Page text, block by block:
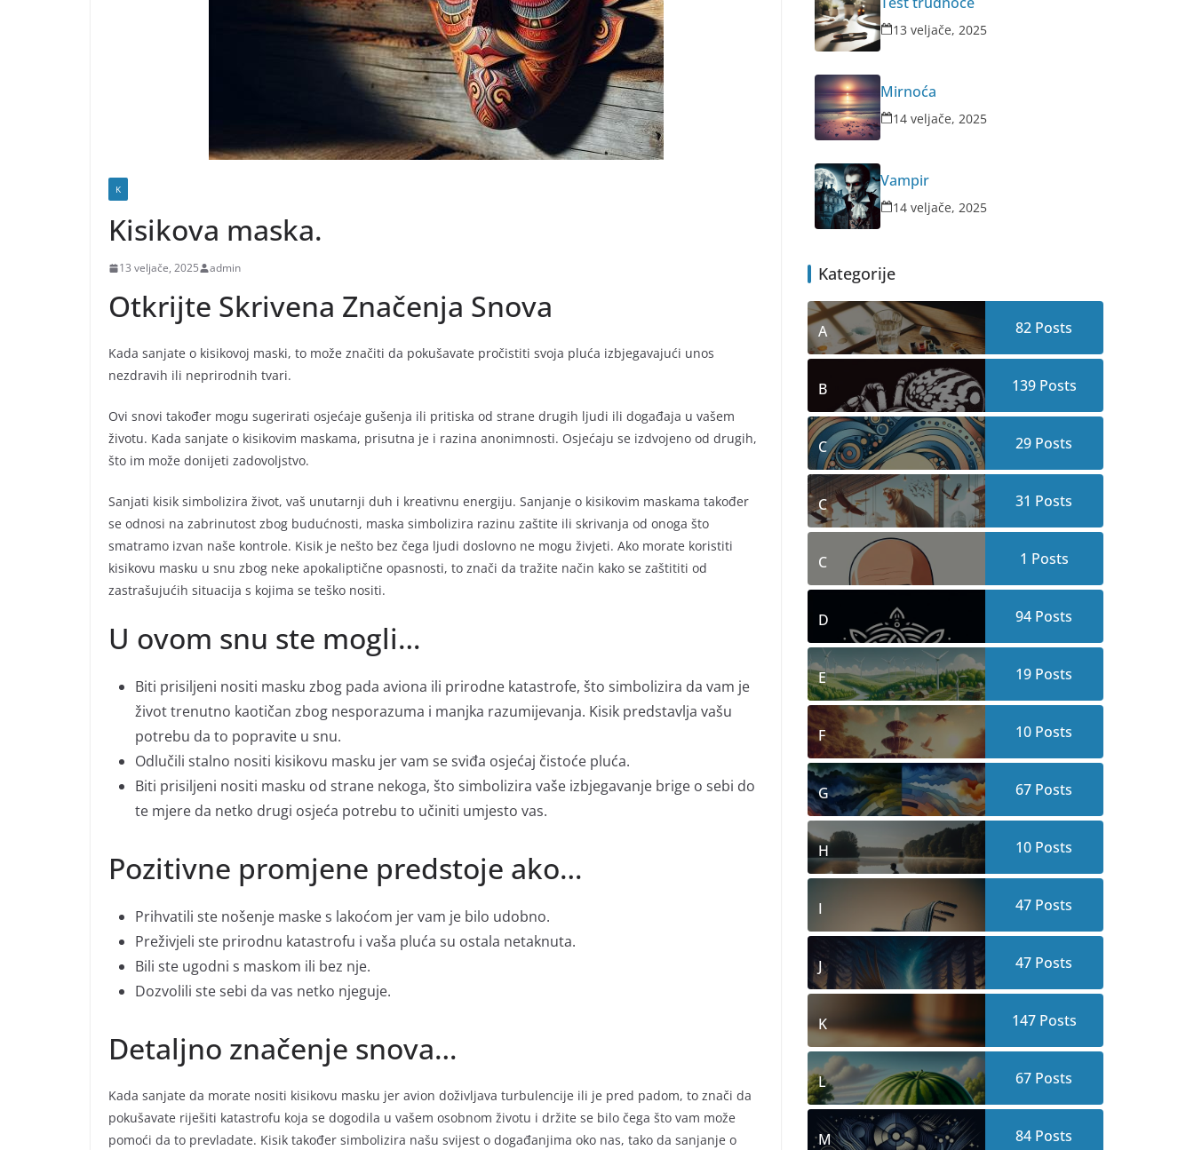
K
Kisikova maska.
13 veljače, 2025 admin
Otkrijte Skrivena Značenja Snova
Kada sanjate o kisikovoj maski, to može značiti da pokušavate pročistiti svoja pluća izbjegavajući unos
nezdravih ili neprirodnih tvari.
Ovi snovi također mogu sugerirati osjećaje gušenja ili pritiska od strane drugih ljudi ili događaja u vašem
životu. Kada sanjate o kisikovim maskama, prisutna je i razina anonimnosti. Osjećaju se izdvojeno od drugih,
što im može donijeti zadovoljstvo.
Sanjati kisik simbolizira život, vaš unutarnji duh i kreativnu energiju. Sanjanje o kisikovim maskama također
se odnosi na zabrinutost zbog budućnosti, maska simbolizira razinu zaštite ili skrivanja od onoga što
smatramo izvan naše kontrole. Kisik je nešto bez čega ljudi doslovno ne mogu živjeti. Ako morate koristiti
kisikovu masku u snu zbog neke apokaliptične opasnosti, to znači da tražite način kako se zaštititi od
zastrašujućih situacija s kojima se teško nositi.
U ovom snu ste mogli…
Biti prisiljeni nositi masku zbog pada aviona ili prirodne katastrofe, što simbolizira da vam je
život trenutno kaotičan zbog nesporazuma i manjka razumijevanja. Kisik predstavlja vašu
potrebu da to popravite u snu.
Odlučili stalno nositi kisikovu masku jer vam se sviđa osjećaj čistoće pluća.
Biti prisiljeni nositi masku od strane nekoga, što simbolizira vaše izbjegavanje brige o sebi do
te mjere da netko drugi osjeća potrebu to učiniti umjesto vas.
Pozitivne promjene predstoje ako…
Prihvatili ste nošenje maske s lakoćom jer vam je bilo udobno.
Preživjeli ste prirodnu katastrofu i vaša pluća su ostala netaknuta.
Bili ste ugodni s maskom ili bez nje.
Dozvolili ste sebi da vas netko njeguje.
Detaljno značenje snova…
Kada sanjate da morate nositi kisikovu masku jer avion doživljava turbulencije ili je pred padom, to znači da
pokušavate riješiti katastrofu koja se dogodila u vašem osobnom životu i držite se bilo čega što vam može
pomoći da to prevladate. Kisik također simbolizira našu svijest o događanjima oko nas, tako da sanjanje o
13 veljače, 2025
Mirnoća
14 veljače, 2025
Vampir
14 veljače, 2025
Kategorije
A 82 Posts
B 139Posts
C 29 Posts
C 31 Posts
C 1 Posts
D 94 Posts
E 19 Posts
F 10 Posts
G 67 Posts
H 10 Posts
I 47 Posts
J 47 Posts
K 147Posts
L 67 Posts
M 84 Posts